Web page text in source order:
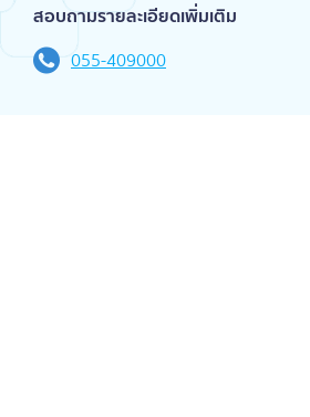
สอบถามรายละเอียดเพิ่มเติม
055-409000